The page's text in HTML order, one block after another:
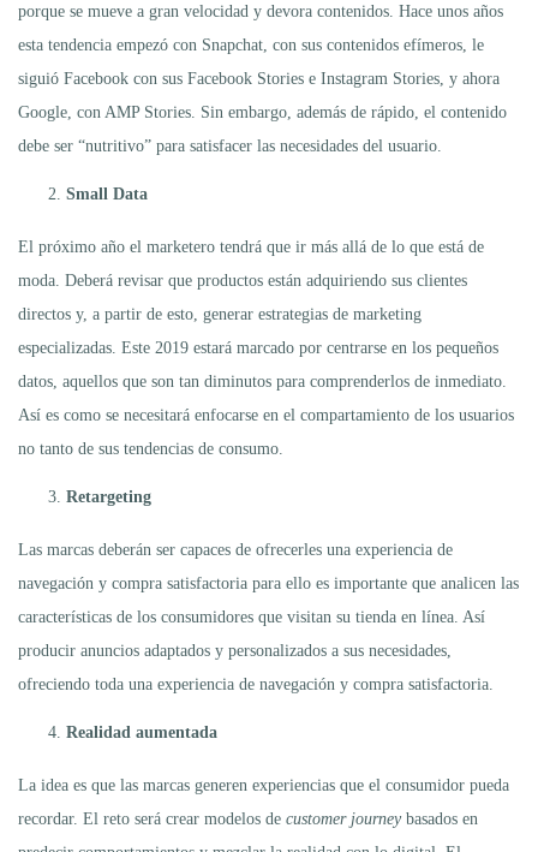
porque se mueve a gran velocidad y devora contenidos. Hace unos años
esta tendencia empezó con Snapchat, con sus contenidos efímeros, le
siguió Facebook con sus Facebook Stories e Instagram Stories, y ahora
Google, con AMP Stories. Sin embargo, además de rápido, el contenido
debe ser “nutritivo” para satisfacer las necesidades del usuario.
Small Data
El próximo año el marketero tendrá que ir más allá de lo que está de
moda. Deberá revisar que productos están adquiriendo sus clientes
directos y, a partir de esto, generar estrategias de marketing
especializadas. Este 2019 estará marcado por centrarse en los pequeños
datos, aquellos que son tan diminutos para comprenderlos de inmediato.
Así es como se necesitará enfocarse en el compartamiento de los usuarios
no tanto de sus tendencias de consumo.
Retargeting
Las marcas deberán ser capaces de ofrecerles una experiencia de
navegación y compra satisfactoria para ello es importante que analicen las
características de los consumidores que visitan su tienda en línea. Así
producir anuncios adaptados y personalizados a sus necesidades,
ofreciendo toda una experiencia de navegación y compra satisfactoria.
Realidad aumentada
La idea es que las marcas generen experiencias que el consumidor pueda
recordar. El reto será crear modelos de customer journeybasados en